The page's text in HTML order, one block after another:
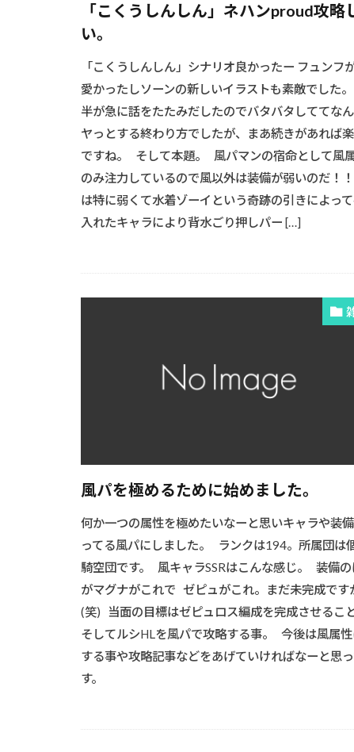
「こくうしんしん」ネハンproud攻略
い。
「こくうしんしん」シナリオ良かったー フュンフ
愛かったしソーンの新しいイラストも素敵でした
半が急に話をたたみだしたのでバタバタしててな
ヤっとする終わり方でしたが、まあ続きがあれば
ですね。 そして本題。 風パマンの宿命として風
のみ注力しているので風以外は装備が弱いのだ！
は特に弱くて水着ゾーイという奇跡の引きによっ
入れたキャラにより背水ごり押しパー […]
風パを極めるために始めました。
何か一つの属性を極めたいなーと思いキャラや装
ってる風パにしました。 ランクは194。所属団は
騎空団です。 風キャラSSRはこんな感じ。 装備の
がマグナがこれで ゼピュがこれ。まだ未完成です
(笑) 当面の目標はゼピュロス編成を完成させること
そしてルシHLを風パで攻略する事。 今後は風属
する事や攻略記事などをあげていければなーと思
す。